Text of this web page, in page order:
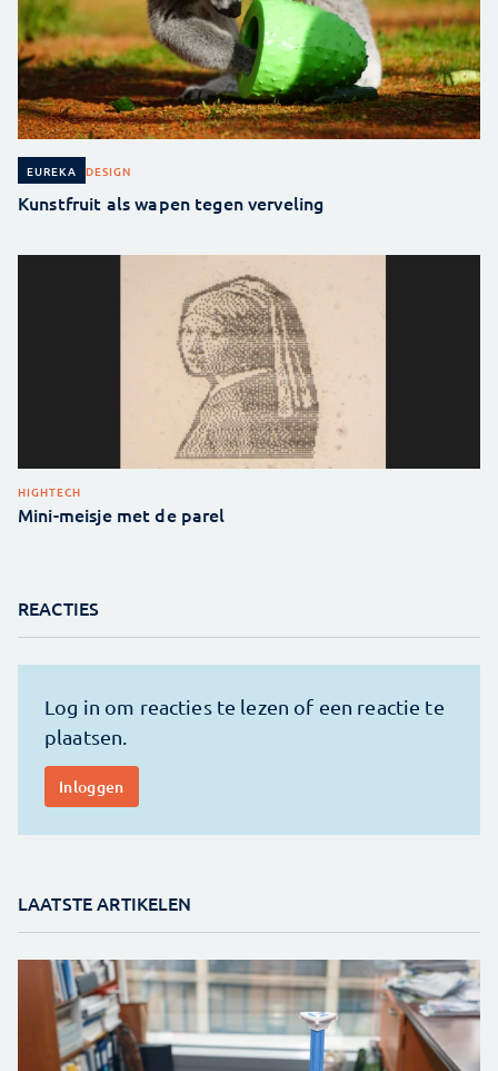
EUREKA DESIGN
Kunstfruit als wapen tegen verveling
HIGHTECH
Mini-meisje met de parel
REACTIES
LAATSTE ARTIKELEN